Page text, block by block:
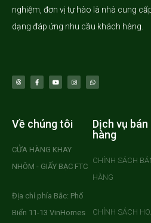
nghiệm, đơn vị tự hào là nhà cung
dạng đáp ứng nhu cầu khách hàng.
Về chúng tôi
CỬA HÀNG KHAY
NHÔM - GIẤY BẠC FTC
Địa chỉ phía Bắc: Phố
Biển 11-13 VinHomes
Dịch vụ bán
hàng
CHÍNH SÁCH
HÀNG
CHÍNH SÁCH